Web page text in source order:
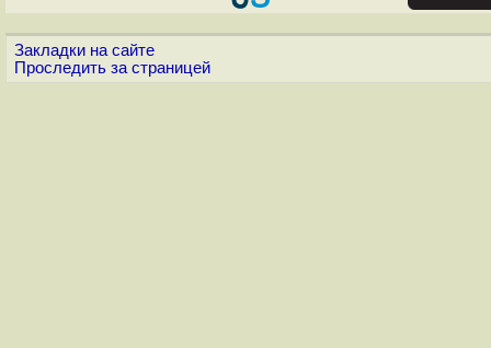
Закладки на сайте
Проследить за страницей